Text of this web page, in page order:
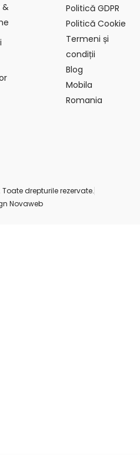
&
Politică GDPR
Politică Cookie
Termeni și
condiții
Blog
Mobila
Romania
Toate drepturile rezervate.
Novaweb